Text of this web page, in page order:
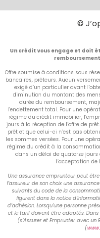
©
Un crédit vous engage et doit
Offre soumise à conditions sous
bancaires, prêteurs. Aucun
exigé d’un particulier avant
diminution du montant des
durée du remboursement,
l’endettement total. Pour une
régime du crédit immobilier,
jours à la réception de l’offre de
prêt et que celui-ci n’est pas
les sommes versées. Pour une
régime du crédit à la
dans un délai de quatorze
l’acceptation de
Une assurance emprunteur peut
l’assureur de son choix une
suivants du code de la
figurent dans la notice
d’adhésion. Lorsqu’une personne
et le tarif doivent être adaptés. Dans
(s’Assurer et Emprunter avec
(